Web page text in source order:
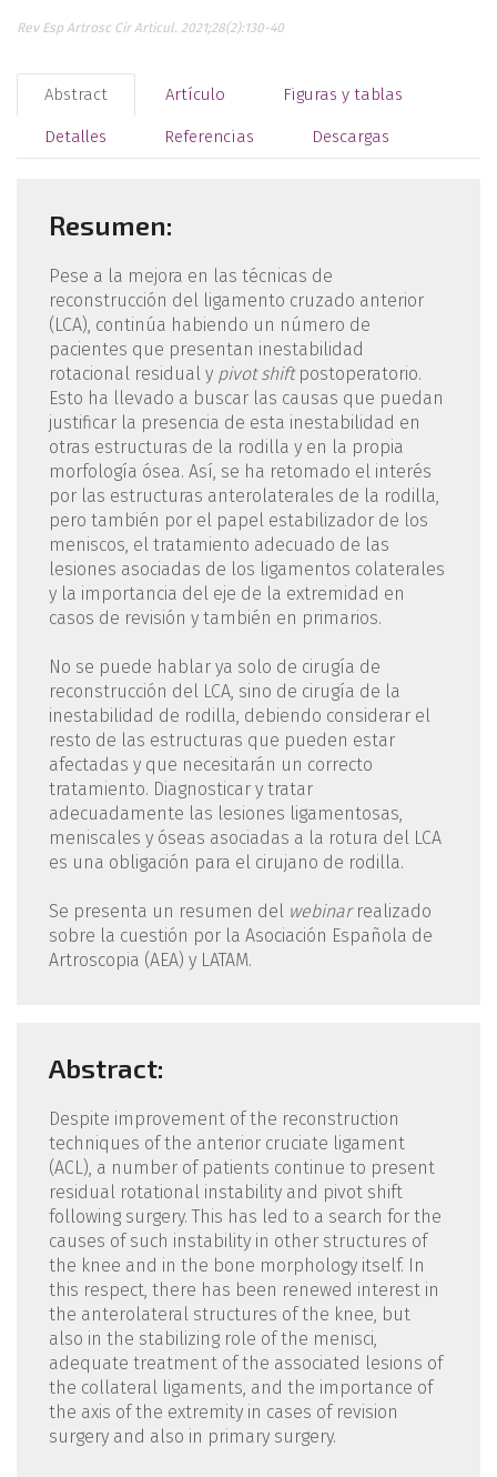
Rev Esp Artrosc Cir Articul. 2021;28(2):130-40
Abstract Artículo Figuras y tablas
Detalles Referencias Descargas
Resumen:
Pese a la mejora en las técnicas de
reconstrucción del ligamento cruzado anterior
(LCA), continúa habiendo un número de
pacientes que presentan inestabilidad
rotacional residual y pivot shiftpostoperatorio.
Esto ha llevado a buscar las causas que puedan
justificar la presencia de esta inestabilidad en
otras estructuras de la rodilla y en la propia
morfología ósea. Así, se ha retomado el interés
por las estructuras anterolaterales de la rodilla,
pero también por el papel estabilizador de los
meniscos, el tratamiento adecuado de las
lesiones asociadas de los ligamentos colaterales
y la importancia del eje de la extremidad en
casos de revisión y también en primarios.
No se puede hablar ya solo de cirugía de
reconstrucción del LCA, sino de cirugía de la
inestabilidad de rodilla, debiendo considerar el
resto de las estructuras que pueden estar
afectadas y que necesitarán un correcto
tratamiento. Diagnosticar y tratar
adecuadamente las lesiones ligamentosas,
meniscales y óseas asociadas a la rotura del LCA
es una obligación para el cirujano de rodilla.
Se presenta un resumen del webinarrealizado
sobre la cuestión por la Asociación Española de
Artroscopia (AEA) y LATAM.
Abstract:
Despite improvement of the reconstruction
techniques of the anterior cruciate ligament
(ACL), a number of patients continue to present
residual rotational instability and pivot shift
following surgery. This has led to a search for the
causes of such instability in other structures of
the knee and in the bone morphology itself. In
this respect, there has been renewed interest in
the anterolateral structures of the knee, but
also in the stabilizing role of the menisci,
adequate treatment of the associated lesions of
the collateral ligaments, and the importance of
the axis of the extremity in cases of revision
surgery and also in primary surgery.